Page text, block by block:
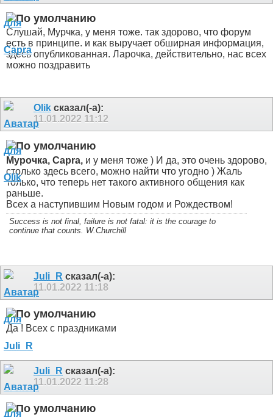
Слушай, Мурчка, у меня тоже. так здорово, что форум
есть в принципе. и как выручает обширная информация,
здесь опубликованная. Ларочка, действительно, нас всех
можно поздравить
Olik сказал(-а):
11.01.2022 11:12
Мурочка, Саpra, и у меня тоже ) И да, это очень здорово,
столько здесь всего, можно найти что угодно ) Жаль
только, что теперь нет такого активного общения как
раньше.
Всех а наступившим Новым годом и Рождеством!
Success is not final, failure is not fatal: it is the courage to
continue that counts. W.Churchill
Juli_R сказал(-а):
11.01.2022 11:18
Да ! Всех с праздниками
Juli_R сказал(-а):
11.01.2022 11:28